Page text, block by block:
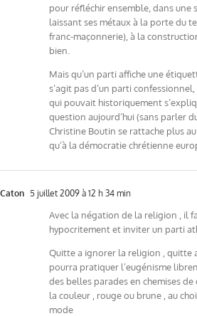
pour réfléchir ensemble, dans une
laissant ses métaux à la porte du
franc-maçonnerie), à la
bien.
Mais qu’un parti affiche une
s’agit pas d’un parti
qui pouvait historiquement
question aujourd’hui (sans parler
Christine Boutin se rattache plus
qu’à la démocratie chrétienne
Caton 5 juillet 2009 à 12 h 34 min
Avec la négation de la religion , il
hypocritement et inviter un parti
Quitte a ignorer la religion , quitte
pourra pratiquer l’eugénisme
des belles parades en chemises
la couleur , rouge ou brune , au
mode